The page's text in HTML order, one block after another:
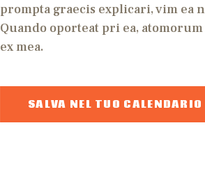
prompta graecis explicari, vim ea
Quando oporteat pri ea,
ex mea.
SALVA NEL TUO CALENDARIO